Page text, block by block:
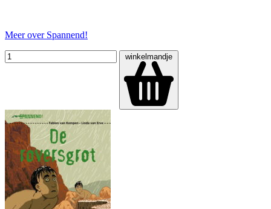
Meer over Spannend!
winkelmandje